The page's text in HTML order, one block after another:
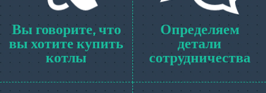
Вы говорите, что
вы хотите купить
котлы
Определяем
детали
сотрудничества